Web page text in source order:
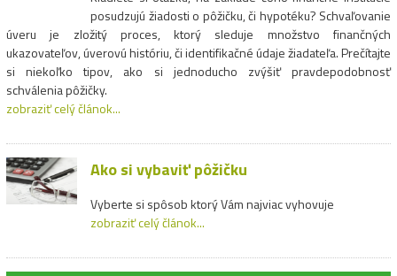
posudzujú žiadosti o pôžičku, či hypotéku? Schvaľovanie
úveru je zložitý proces, ktorý sleduje množstvo finančných
ukazovateľov, úverovú históriu, či identifikačné údaje žiadateľa. Prečítajte
si niekoľko tipov, ako si jednoducho zvýšiť pravdepodobnosť
schválenia pôžičky.
zobraziť celý článok...
Ako si vybaviť pôžičku
Vyberte si spôsob ktorý Vám najviac vyhovuje
zobraziť celý článok...